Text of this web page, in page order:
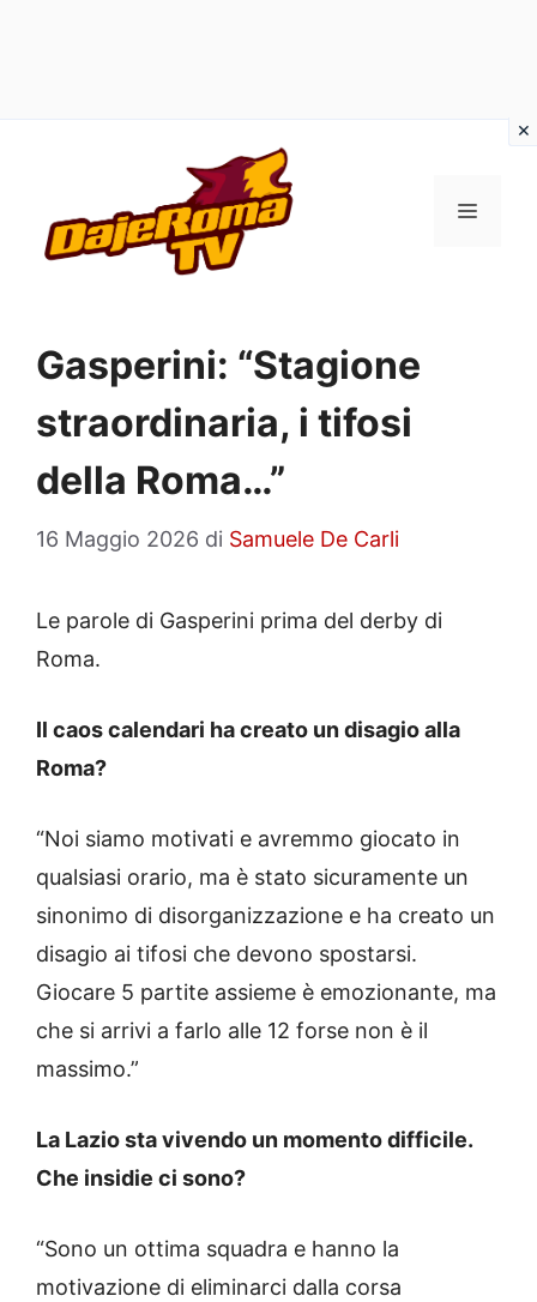
contenuto
MENU
Gasperini: “Stagione
straordinaria, i tifosi
della Roma…”
16 Maggio 2026 di Samuele De Carli
Le parole di Gasperini prima del derby di
Roma.
Il caos calendari ha creato un disagio alla
Roma?
“Noi siamo motivati e avremmo giocato in
qualsiasi orario, ma è stato sicuramente un
sinonimo di disorganizzazione e ha creato un
disagio ai tifosi che devono spostarsi.
Giocare 5 partite assieme è emozionante, ma
che si arrivi a farlo alle 12 forse non è il
massimo.”
La Lazio sta vivendo un momento difficile.
Che insidie ci sono?
“Sono un ottima squadra e hanno la
motivazione di eliminarci dalla corsa